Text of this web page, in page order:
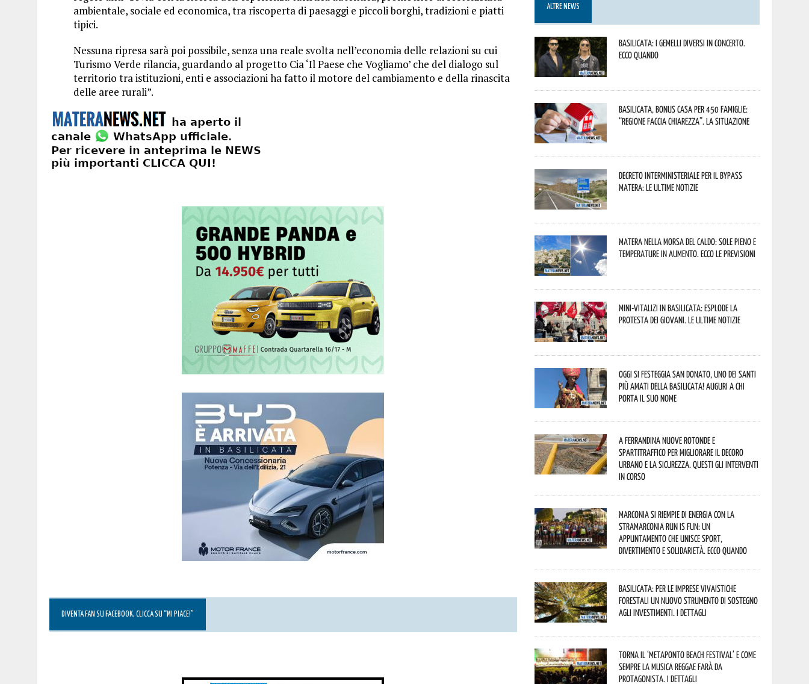
ambientale, sociale ed economica, tra riscoperta di paesaggi e piccoli borghi, tradizioni e piatti
tipici.
Nessuna ripresa sarà poi possibile, senza una reale svolta nell’economia delle relazioni su cui
Turismo Verde rilancia, guardando al progetto Cia ‘Il Paese che Vogliamo’ che del dialogo sul
territorio tra istituzioni, enti e associazioni ha fatto il motore del cambiamento e della rinascita
delle aree rurali”.
DIVENTA FAN SU FACEBOOK, CLICCA SU “MI PIACE!”
ALTRE NEWS
Basilicata: i Gemelli DiVersi in concerto.
Ecco quando
Basilicata, Bonus casa per 450 famiglie:
“Regione faccia chiarezza”. La situazione
Decreto interministeriale per il Bypass
Matera: le ultime notizie
Matera nella morsa del caldo: sole pieno e
temperature in aumento. Ecco le previsioni
Mini-vitalizi in Basilicata: esplode la
protesta dei giovani. Le ultime notizie
Oggi si festeggia San Donato, uno dei Santi
più amati della Basilicata! Auguri a chi
porta il suo nome
A Ferrandina nuove rotonde e
spartitraffico per migliorare il decoro
urbano e la sicurezza. Questi gli interventi
in corso
Marconia si riempie di energia con la
StraMarconia Run is Fun: un
appuntamento che unisce sport,
divertimento e solidarietà. Ecco quando
Basilicata: per le imprese vivaistiche
forestali un nuovo strumento di sostegno
agli investimenti. I dettagli
Torna il ‘Metaponto beach festival’ e come
sempre la musica reggae farà da
protagonista. I dettagli